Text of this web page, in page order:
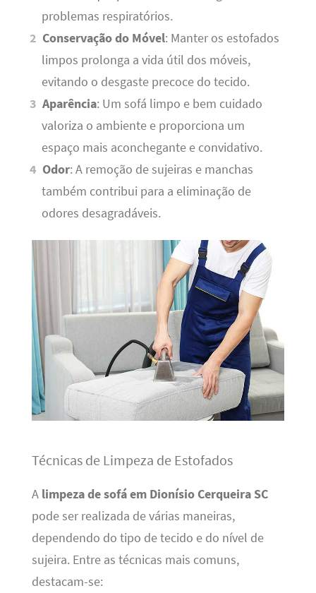
problemas respiratórios.
Conservação do Móvel: Manter os estofados
limpos prolonga a vida útil dos móveis,
evitando o desgaste precoce do tecido.
Aparência: Um sofá limpo e bem cuidado
valoriza o ambiente e proporciona um
espaço mais aconchegante e convidativo.
Odor: A remoção de sujeiras e manchas
também contribui para a eliminação de
odores desagradáveis.
Técnicas de Limpeza de Estofados
A limpeza de sofá em Dionísio Cerqueira SC
pode ser realizada de várias maneiras,
dependendo do tipo de tecido e do nível de
sujeira. Entre as técnicas mais comuns,
destacam-se: